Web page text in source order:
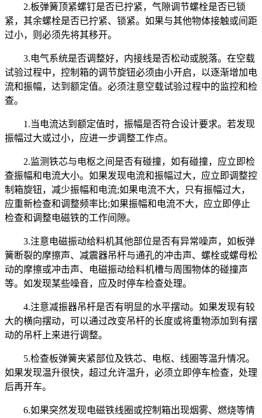
2.板弹簧顶紧螺钉是否已拧紧，气隙调节螺栓是否已锁
紧，其余螺栓是否已拧紧、锁紧。如果与其他物体接触或间距
过小，则必须先将其移开。
3.电气系统是否调整好，内接线是否松动或脱落。在空载
试验过程中，控制箱的调节旋钮必须由小开启，以逐渐增加电
流和振幅，达到额定值。必须注意空载试验过程中的监控和检
查。
1.当电流达到额定值时，振幅是否符合设计要求。若发现
振幅过大或过小，应进一步调整工作点。
2.监测铁芯与电枢之间是否有碰撞，如有碰撞，应立即检
查振幅和电流大小。如果发现电流和振幅过大，应立即调整控
制箱旋钮，减少振幅和电流;如果电流不大，只有振幅过大，
应重新检查和调整频率比;如果振幅和电流不大，应立即停止
检查和调整电磁铁的工作间隙。
3.注意电磁振动给料机其他部位是否有异常噪声，如板弹
簧断裂的摩擦声、减震器吊杆与通孔的冲击声、螺栓或螺母松
动的摩擦或冲击声、电磁振动给料机槽与周围物体的碰撞声
等。如发现某些噪音，应及时停车检查处理。
4.注意减振器吊杆是否有明显的水平摆动。如果发现有较
大的横向摆动，可以通过改变吊杆的长度或将重物添加到有摆
动的吊杆上来进行调整。
5.检查板弹簧夹紧部位及铁芯、电枢、线圈等温升情况。
如果发现温升很快，超过允许温升，必须立即停车检查，处理
后再开车。
6.如果突然发现电磁铁线圈或控制箱出现烟雾、燃烧等情